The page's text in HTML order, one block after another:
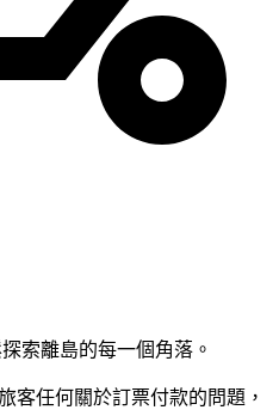
索離島的每一個角落。
客任何關於訂票付款的問題，